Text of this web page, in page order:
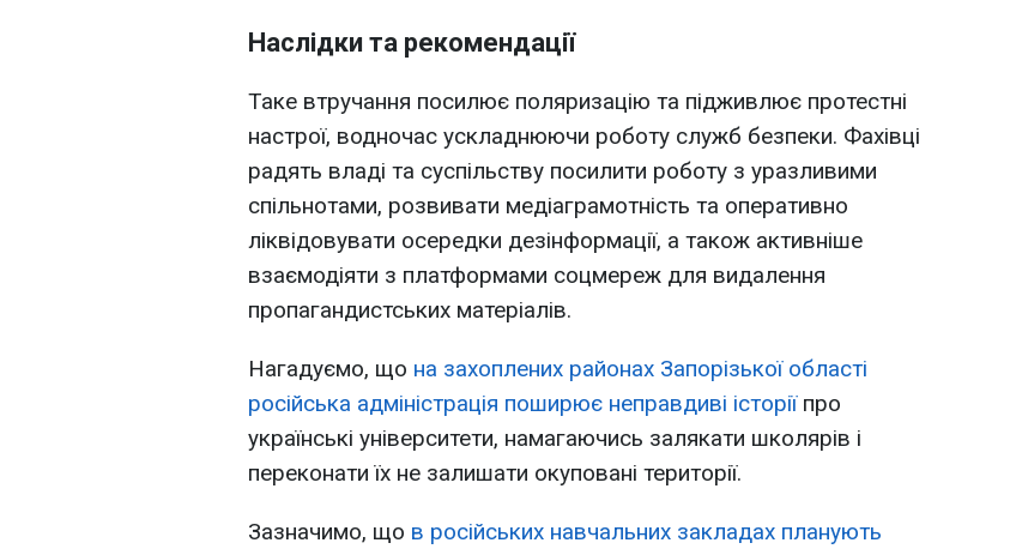
Наслідки та рекомендації
Таке втручання посилює поляризацію та підживлює протестні
настрої, водночас ускладнюючи роботу служб безпеки. Фахівці
радять владі та суспільству посилити роботу з уразливими
спільнотами, розвивати медіаграмотність та оперативно
ліквідовувати осередки дезінформації, а також активніше
взаємодіяти з платформами соцмереж для видалення
пропагандистських матеріалів.
Нагадуємо, що на захоплених районах Запорізької області
російська адміністрація поширює неправдиві історіїпро
українські університети, намагаючись залякати школярів і
переконати їх не залишати окуповані території.
Зазначимо, що в російських навчальних закладах планують